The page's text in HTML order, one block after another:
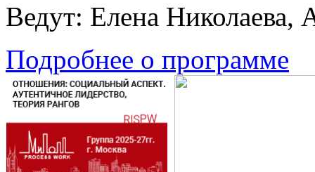
Ведут: Елена Николаева,
Подробнее о программе